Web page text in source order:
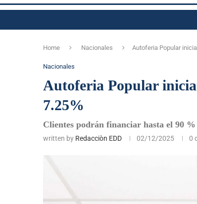
Home Nacionales Autoferia Popular
Nacionales
Autoferia Popular inicia
7.25%
Clientes podrán financiar hasta el 90
written by Redacciòn EDD 02/12/2025 0